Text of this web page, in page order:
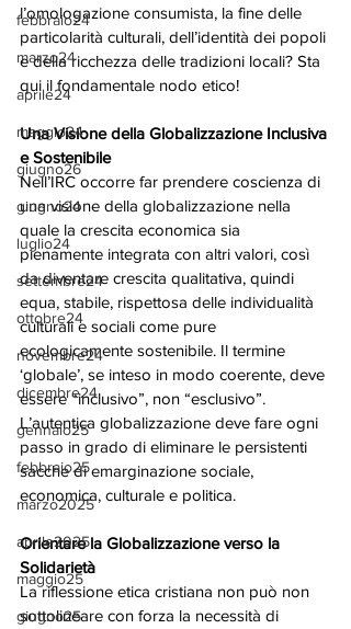
febbraio24
marzo24
aprile24
maggio24
giugno26
giugno24
luglio24
settembre24
ottobre24
novembre24
dicembre24
gennaio25
febbraio25
marzo2025
aprile2025
maggio25
giugno25
l’omologazione consumista, la fine delle
particolarità culturali, dell’identità dei popoli
e della ricchezza delle tradizioni locali? Sta
qui il fondamentale nodo etico!
Una Visione della Globalizzazione Inclusiva
e Sostenibile
Nell’IRC occorre far prendere coscienza di
una visione della globalizzazione nella
quale la crescita economica sia
pienamente integrata con altri valori, così
da diventare crescita qualitativa, quindi
equa, stabile, rispettosa delle individualità
culturali e sociali come pure
ecologicamente sostenibile. Il termine
‘globale’, se inteso in modo coerente, deve
essere “inclusivo”, non “esclusivo”.
L’autentica globalizzazione deve fare ogni
passo in grado di eliminare le persistenti
sacche di emarginazione sociale,
economica, culturale e politica.
Orientare la Globalizzazione verso la
Solidarietà
La riflessione etica cristiana non può non
sottolineare con forza la necessità di